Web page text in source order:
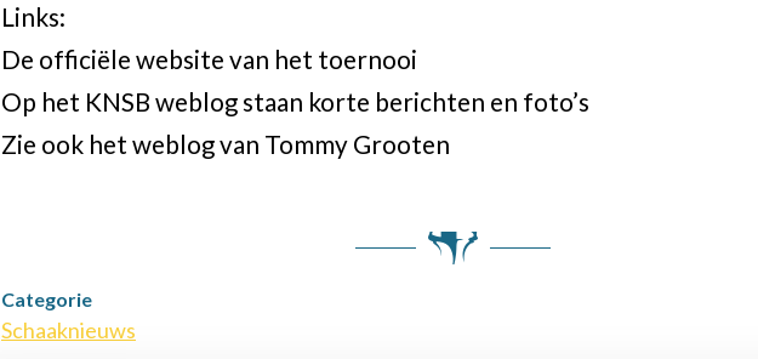
Links:
De officiële website van het toernooi
Op het KNSB weblog staan korte berichten en foto’s
Zie ook het weblog van Tommy Grooten
Categorie
Schaaknieuws